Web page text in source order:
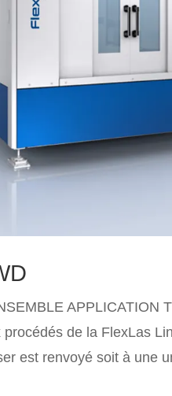
APPLICATION
de la FlexLas
est renvoyé soit à une